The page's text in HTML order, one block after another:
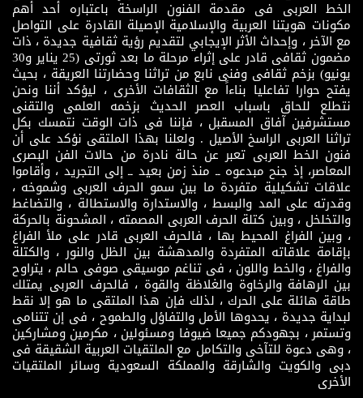
الخط العربى فى مقدمة الفنون الراسخة باعتباره أحد أهم
مكونات هويتنا العربية والإسلامية الإصيلة القادرة على التواصل
مع الآخر ، وإحداث الأثر الإيجابي لتقديم رؤية ثقافية جديدة ، ذات
مضمون ثقافى قادر على إثراء مرحلة ما بعد ثورتى (25 يناير و30
يونيو) بزخم ثقافى وفنى نابع من تراثنا وحضارتنا العريقة ، بحيث
يفتح حوارا تفاعليا بناءاً مع الثقافات الأخرى ، ليؤكد أننا ونحن
نتطلع للحاق باسباب العصر الحديث بزخمه العلمى والتقنى
مستشرفين آفاق المسقبل ، فإننا فى ذات الوقت نتمسك بكل
تراثنا العربى الراسخ الأصيل . ولعلنا بهذا الملتقى نؤكد على أن
فنون الخط العربى تعبر عن حالة نادرة من حالات الفن البصرى
المعاصر، إذ جنح مبدعوه ــ منذ زمن بعيد ــ إلى التجريد ، وأقاموا
علاقات تشكيلية متفردة ما بين سمو الحرف العربى وشموخه ،
وقدرته على المد والبسط ، والاستدارة والاستطالة ، والتضاغط
والتخلخل ، وبين كتلة الحرف العربى المصمته ، المشحونة بالحركة
، وبين الفراغ المحيط بها ، فالحرف العربى قادر على ملأ الفراغ
بإقامة علاقاته المتفردة والمدهشة بين الظل والنور ، والكتلة
والفراغ ، والخط واللون ، فى تناغم موسيقى صوفى حالم ، يتراوح
بين الرهافة والرخاوة والغلاظة والقوة ، فالحرف العربى يمتلك
طاقة هائلة على الحرك ، لذلك فإن هذا الملتقى ما هو إلا نقط
لبداية جديدة ، يحدوها الأمل والتفاؤل والطموح ، فى إن تتنامى
وتستمر ، بجهودكم جميعا ضيوفا ومسئولين ، مكرمين ومشاركين
، وهى دعوة للتآخى والتكامل مع الملتقيات العربية الشقيقة فى
دبى والكويت والشارقة والمملكة السعودية وسائر الملتقيات
الأخرى